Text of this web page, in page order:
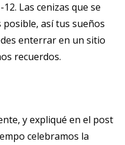
Las cenizas que se
posible, así tus sueños
enterrar en un sitio
recuerdos.
y expliqué en el post
celebramos la